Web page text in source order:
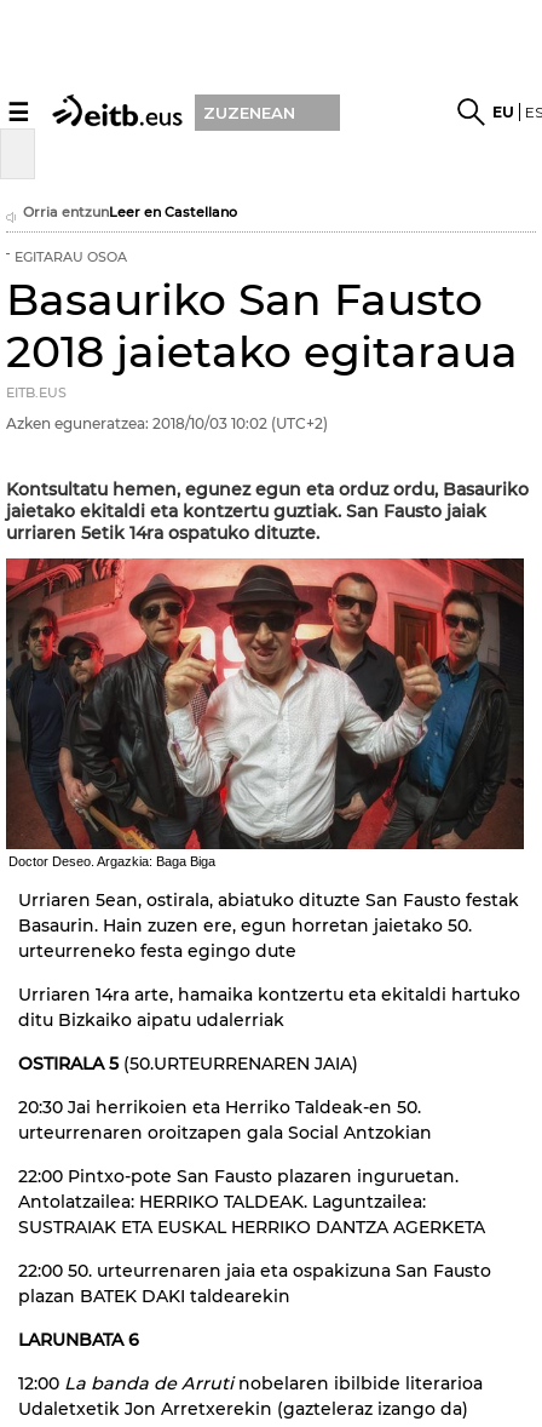
☰ ZUZENEAN EU
Orria entzunLeer en Castellano
EGITARAU OSOA
Basauriko San Fausto
2018 jaietako egitaraua
EITB.EUS
Azken eguneratzea: 2018/10/03 10:02 (UTC+2)
Kontsultatu hemen, egunez egun eta orduz ordu, Basauriko
jaietako ekitaldi eta kontzertu guztiak. San Fausto jaiak
urriaren 5etik 14ra ospatuko dituzte.
Doctor Deseo. Argazkia: Baga Biga
Urriaren 5ean, ostirala, abiatuko dituzte San Fausto festak
Basaurin. Hain zuzen ere, egun horretan jaietako 50.
urteurreneko festa egingo dute
Urriaren 14ra arte, hamaika kontzertu eta ekitaldi hartuko
ditu Bizkaiko aipatu udalerriak
OSTIRALA 5 (50.URTEURRENAREN JAIA)
20:30 Jai herrikoien eta Herriko Taldeak-en 50.
urteurrenaren oroitzapen gala Social Antzokian
22:00 Pintxo-pote San Fausto plazaren inguruetan.
Antolatzailea: HERRIKO TALDEAK. Laguntzailea:
SUSTRAIAK ETA EUSKAL HERRIKO DANTZA AGERKETA
22:00 50. urteurrenaren jaia eta ospakizuna San Fausto
plazan BATEK DAKI taldearekin
LARUNBATA 6
12:00 La banda de Arrutinobelaren ibilbide literarioa
Udaletxetik Jon Arretxerekin (gazteleraz izango da)